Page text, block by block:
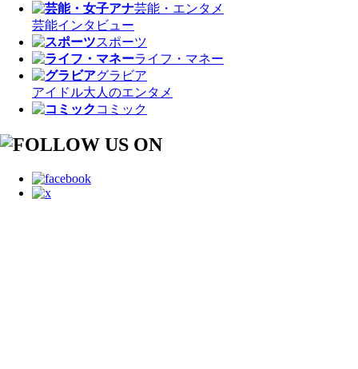
芸能・エンタメ
芸能インタビュー
スポーツ
ライフ・マネー
グラビア
アイドル大人のエンタメ
コミック